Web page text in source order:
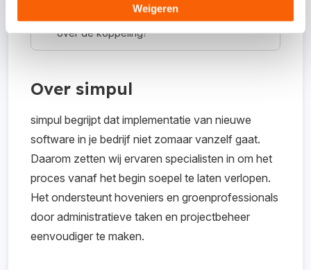
Weigeren
Waar kan ik meer informatie vinden
over de koppeling?
Over simpul
simpul begrijpt dat implementatie van nieuwe
software in je bedrijf niet zomaar vanzelf gaat.
Daarom zetten wij ervaren specialisten in om het
proces vanaf het begin soepel te laten verlopen.
Het ondersteunt hoveniers en groenprofessionals
door administratieve taken en projectbeheer
eenvoudiger te maken.